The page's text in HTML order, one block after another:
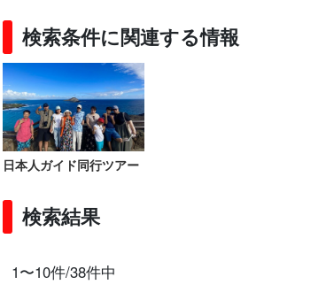
スポットから探す タンタラスの丘ツ
アー
検索条件に関連する情報
日本人ガイド同行ツアー
検索結果
1〜10件/38件中